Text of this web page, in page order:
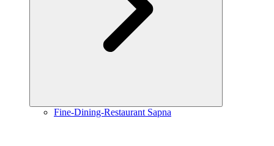
Fine-Dining-Restaurant Sapna